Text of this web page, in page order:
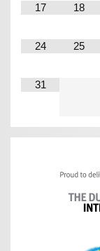
17 18
24 25
31